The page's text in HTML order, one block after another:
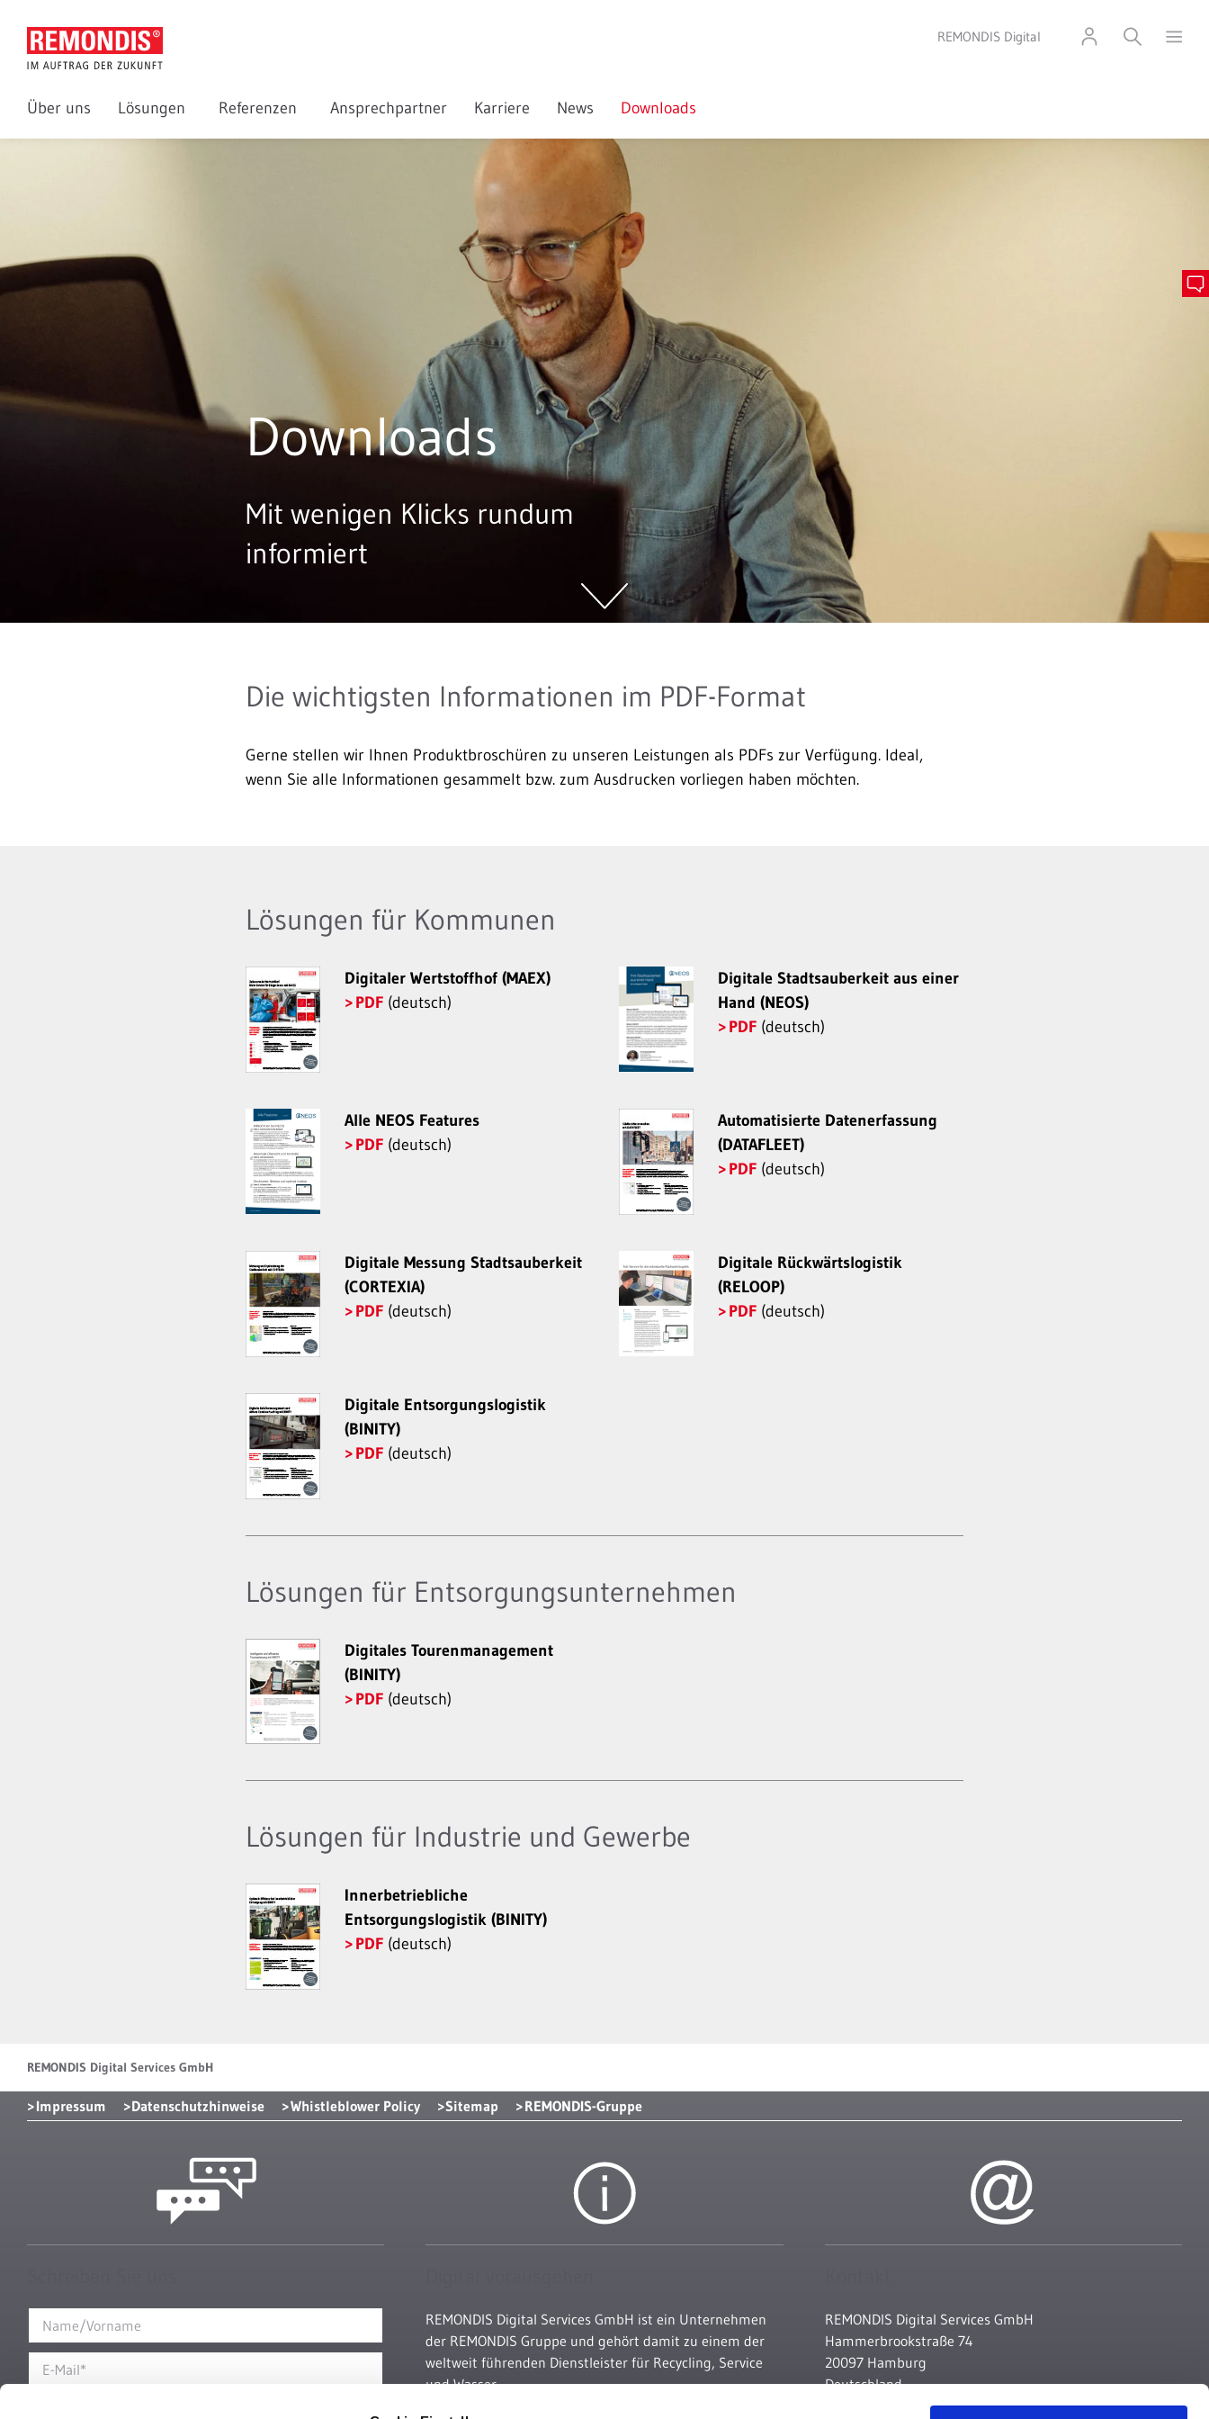
REMONDIS Digital
Über uns Lösungen Referenzen Ansprechpartner Karriere News Downloads
Downloads
Mit wenigen Klicks rundum
informiert
Die wichtigsten Informationen im PDF-Format
Gerne stellen wir Ihnen Produktbroschüren zu unseren Leistungen als PDFs zur Verfügung. Ideal,
wenn Sie alle Informationen gesammelt bzw. zum Ausdrucken vorliegen haben möchten.
Lösungen für Kommunen
Digitaler Wertstoffhof (MAEX)
PDF(deutsch)
Digitale Stadtsauberkeit aus einer
Hand (NEOS)
PDF(deutsch)
Alle NEOS Features
PDF(deutsch)
Automatisierte Datenerfassung
(DATAFLEET)
PDF(deutsch)
Digitale Messung Stadtsauberkeit
(CORTEXIA)
PDF(deutsch)
Digitale Rückwärtslogistik
(RELOOP)
PDF(deutsch)
Digitale Entsorgungslogistik
(BINITY)
PDF(deutsch)
Lösungen für Entsorgungsunternehmen
Digitales Tourenmanagement
(BINITY)
PDF(deutsch)
Lösungen für Industrie und Gewerbe
Innerbetriebliche
Entsorgungslogistik (BINITY)
PDF(deutsch)
REMONDIS Digital Services GmbH
Impressum Datenschutzhinweise Whistleblower Policy Sitemap REMONDIS-Gruppe
REMONDIS Digital Services GmbH ist ein Unternehmen
der REMONDIS Gruppe und gehört damit zu einem der
weltweit führenden Dienstleister für Recycling, Service
und Wasser.
REMONDIS Digital Services GmbH
Hammerbrookstraße 74
20097 Hamburg
Deutschland
T +49 160 618-4414